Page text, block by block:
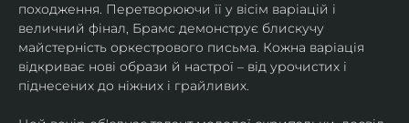
походження. Перетворюючи її у вісім варіацій і
величний фінал, Брамс демонструє блискучу
майстерність оркестрового письма. Кожна варіація
відкриває нові образи й настрої – від урочистих і
піднесених до ніжних і грайливих.